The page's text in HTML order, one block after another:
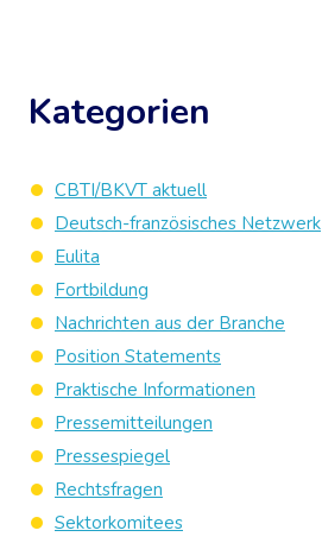
Kategorien
CBTI/BKVT aktuell
Deutsch-französisches Netzwerk
Eulita
Fortbildung
Nachrichten aus der Branche
Position Statements
Praktische Informationen
Pressemitteilungen
Pressespiegel
Rechtsfragen
Sektorkomitees